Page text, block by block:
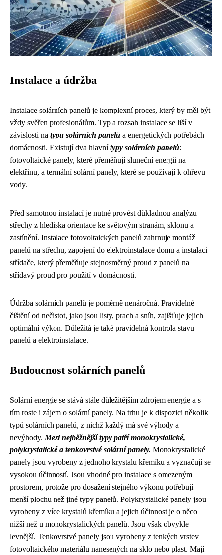
Instalace a údržba
Instalace solárních panelů je komplexní proces, který by měl být
vždy svěřen profesionálům. Typ a rozsah instalace se liší v
závislosti na typu solárních panelů a energetických potřebách
domácnosti. Existují dva hlavnítypy solárních panelů:
fotovoltaické panely, které přeměňují sluneční energii na
elektřinu, a termální solární panely, které se používají k ohřevu
vody.
Před samotnou instalací je nutné provést důkladnou analýzu
střechy z hlediska orientace ke světovým stranám, sklonu a
zastínění. Instalace fotovoltaických panelů zahrnuje montáž
panelů na střechu, zapojení do elektroinstalace domu a instalaci
střídače, který přeměňuje stejnosměrný proud z panelů na
střídavý proud pro použití v domácnosti.
Údržba solárních panelů je poměrně nenáročná. Pravidelné
čištění od nečistot, jako jsou listy, prach a sníh, zajišťuje jejich
optimální výkon. Důležitá je také pravidelná kontrola stavu
panelů a elektroinstalace.
Budoucnost solárních panelů
Solární energie se stává stále důležitějším zdrojem energie a s
tím roste i zájem o solární panely. Na trhu je k dispozici několik
typů solárních panelů, z nichž každý má své výhody a
nevýhody. Mezi nejběžnější typy patří monokrystalické,
polykrystalické a tenkovrstvé solární panely. Monokrystalické
panely jsou vyrobeny z jednoho krystalu křemíku a vyznačují se
vysokou účinností. Jsou vhodné pro instalace s omezeným
prostorem, protože pro dosažení stejného výkonu potřebují
menší plochu než jiné typy panelů. Polykrystalické panely jsou
vyrobeny z více krystalů křemíku a jejich účinnost je o něco
nižší než u monokrystalických panelů. Jsou však obvykle
levnější. Tenkovrstvé panely jsou vyrobeny z tenkých vrstev
fotovoltaického materiálu nanesených na sklo nebo plast. Mají